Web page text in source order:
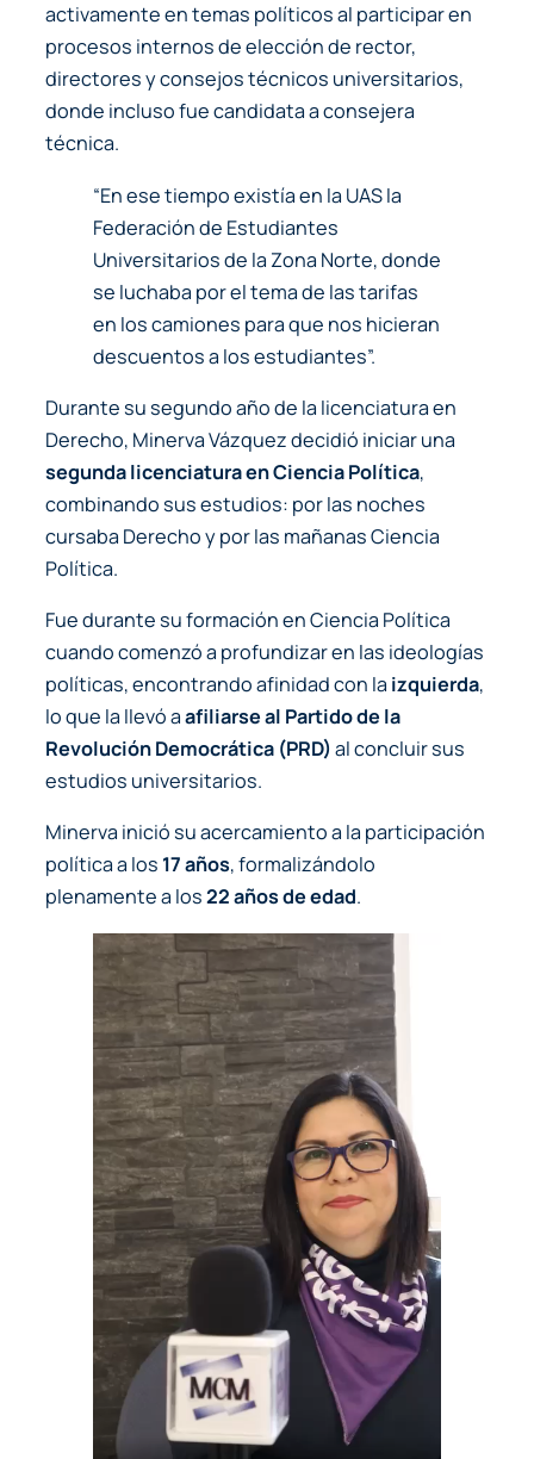
activamente en temas políticos al participar en
procesos internos de elección de rector,
directores y consejos técnicos universitarios,
donde incluso fue candidata a consejera
técnica.
“En ese tiempo existía en la UAS la
Federación de Estudiantes
Universitarios de la Zona Norte, donde
se luchaba por el tema de las tarifas
en los camiones para que nos hicieran
descuentos a los estudiantes”.
Durante su segundo año de la licenciatura en
Derecho, Minerva Vázquez decidió iniciar una
segunda licenciatura en Ciencia Política,
combinando sus estudios: por las noches
cursaba Derecho y por las mañanas Ciencia
Política.
Fue durante su formación en Ciencia Política
cuando comenzó a profundizar en las ideologías
políticas, encontrando afinidad con la izquierda,
lo que la llevó aafiliarse al Partido de la
Revolución Democrática (PRD) al concluir sus
estudios universitarios.
Minerva inició su acercamiento a la participación
política a los 17 años, formalizándolo
plenamente a los22 años de edad.